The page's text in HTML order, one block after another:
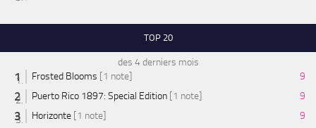
TOP 20
des 4 derniers mois
Frosted Blooms [1 note]
9
Puerto Rico 1897: Special Edition [1 note]
9
Horizonte [1 note]
9